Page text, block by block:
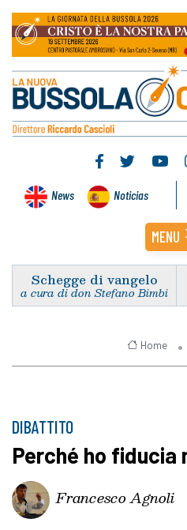
News Noticias
MENU
Schegge di vangelo
a cura di don Stefano Bimbi
Home
DIBATTITO
Perché ho fiducia
Francesco Agnoli